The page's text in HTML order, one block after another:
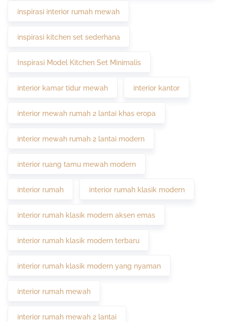
inspirasi interior rumah mewah
inspirasi kitchen set sederhana
Inspirasi Model Kitchen Set Minimalis
interior kamar tidur mewah interior kantor
interior mewah rumah 2 lantai khas eropa
interior mewah rumah 2 lantai modern
interior ruang tamu mewah modern
interior rumah interior rumah klasik modern
interior rumah klasik modern aksen emas
interior rumah klasik modern terbaru
interior rumah klasik modern yang nyaman
interior rumah mewah
interior rumah mewah 2 lantai